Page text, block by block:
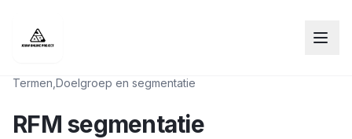
Termen Doelgroep en segmentatie
RFM segmentatie